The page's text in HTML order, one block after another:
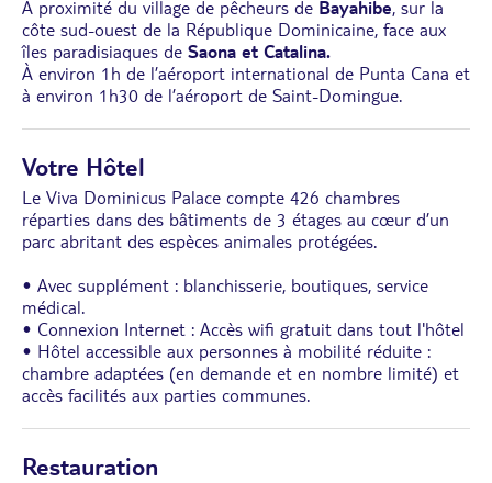
À proximité du village de pêcheurs de Bayahibe, sur la
côte sud-ouest de la République Dominicaine, face aux
îles paradisiaques de Saona et Catalina.
À environ 1h de l’aéroport international de Punta Cana et
à environ 1h30 de l’aéroport de Saint-Domingue.
Votre Hôtel
Le Viva Dominicus Palace compte 426 chambres
réparties dans des bâtiments de 3 étages au cœur d’un
parc abritant des espèces animales protégées.
• Avec supplément : blanchisserie, boutiques, service
médical.
• Connexion Internet : Accès wifi gratuit dans tout l'hôtel
• Hôtel accessible aux personnes à mobilité réduite :
chambre adaptées (en demande et en nombre limité) et
accès facilités aux parties communes.
Restauration